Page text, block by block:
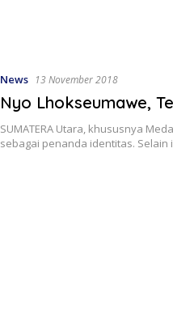
News 13 November 2018
Nyo Lhokseumawe,
SUMATERA Utara, khususnya
sebagai penanda identitas.